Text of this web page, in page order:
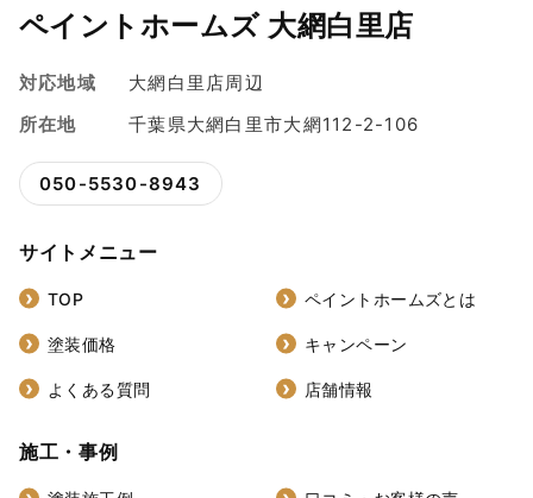
ペイントホームズ 大網白里店
対応地域
大網白里店周辺
所在地
千葉県大網白里市大網112-2-106
050-5530-8943
サイトメニュー
TOP ペイントホームズとは
塗装価格 キャンペーン
よくある質問 店舗情報
施工・事例